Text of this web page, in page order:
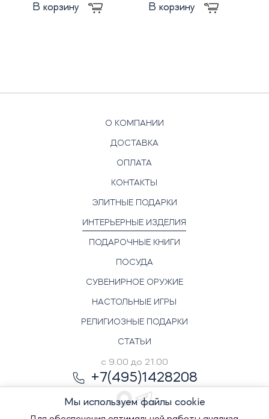
В корзину В корзину
О КОМПАНИИ
ДОСТАВКА
ОПЛАТА
КОНТАКТЫ
ЭЛИТНЫЕ ПОДАРКИ
ИНТЕРЬЕРНЫЕ ИЗДЕЛИЯ
ПОДАРОЧНЫЕ КНИГИ
ПОСУДА
СУВЕНИРНОЕ ОРУЖИЕ
НАСТОЛЬНЫЕ ИГРЫ
РЕЛИГИОЗНЫЕ ПОДАРКИ
СТАТЬИ
с 9.00 до 21.00
+7(495)1428208
Мы используем файлы cookie